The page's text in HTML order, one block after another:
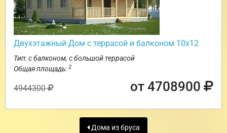
Двухэтажный Дом с террасой и балконом 10х12
Тип: с балконом, с большой террасой
Общая площадь: 2
4944300 от 4708900
Дома из бруса